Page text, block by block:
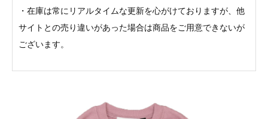
・在庫は常にリアルタイムな更新を心がけておりますが、他
サイトとの売り違いがあった場合は商品をご用意できないが
ございます。